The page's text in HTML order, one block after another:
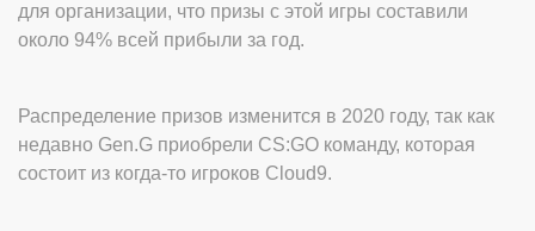
для организации, что призы с этой игры составили
около 94% всей прибыли за год.
Распределение призов изменится в 2020 году, так как
недавно Gen.G приобрели CS:GO команду, которая
состоит из когда-то игроков Cloud9.